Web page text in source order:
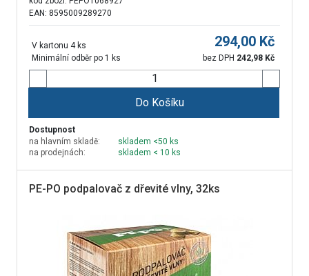
EAN: 8595009289270
V kartonu 4 ks
Minimální odběr po 1 ks
294,00 Kč
bez DPH 242,98 Kč
Do Košíku
Dostupnost
na hlavním skladě:
skladem <50 ks
na prodejnách:
skladem < 10 ks
PE-PO podpalovač z dřevité vlny, 32ks